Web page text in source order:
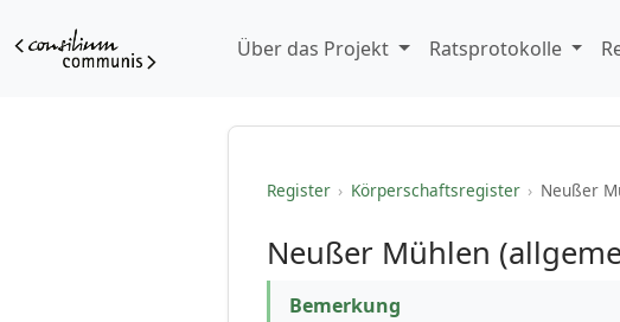
Über das Projekt Ratsprotokolle
Register › Körperschaftsregister › Neußer
Neußer Mühlen
Bemerkung